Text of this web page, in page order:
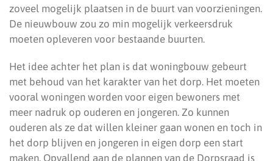
zoveel mogelijk plaatsen in de buurt van voorzieningen.
De nieuwbouw zou zo min mogelijk verkeersdruk
moeten opleveren voor bestaande buurten.
Het idee achter het plan is dat woningbouw gebeurt
met behoud van het karakter van het dorp. Het moeten
vooral woningen worden voor eigen bewoners met
meer nadruk op ouderen en jongeren. Zo kunnen
ouderen als ze dat willen kleiner gaan wonen en toch in
het dorp blijven en jongeren in eigen dorp een start
maken. Opvallend aan de plannen van de Dorpsraad is